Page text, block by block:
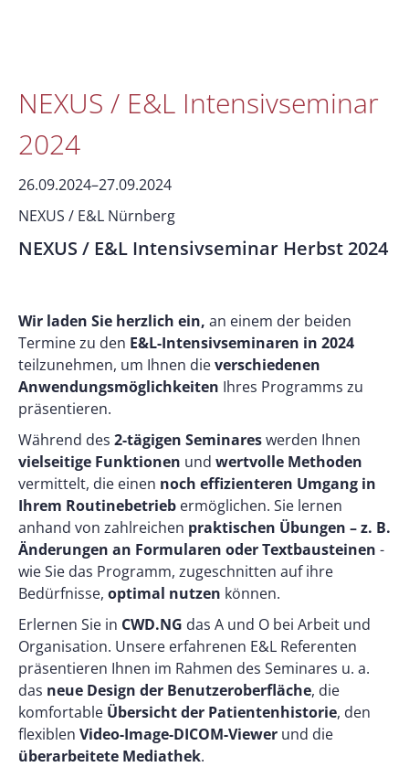
NEXUS / E&L Intensivseminar
2024
26.09.2024–27.09.2024
NEXUS / E&L Nürnberg
NEXUS / E&L Intensivseminar Herbst 2024
Wir laden Sie herzlich ein, an einem der beiden
Termine zu den E&L-Intensivseminaren in 2024
teilzunehmen, um Ihnen dieverschiedenen
Anwendungsmöglichkeiten Ihres Programms zu
präsentieren.
Während des 2-tägigen Seminareswerden Ihnen
vielseitige Funktionen und wertvolle Methoden
vermittelt, die einen noch effizienteren Umgang in
Ihrem Routinebetrieb ermöglichen. Sie lernen
anhand von zahlreichen praktischen Übungen – z. B.
Änderungen an Formularen oder Textbausteinen -
wie Sie das Programm, zugeschnitten auf ihre
Bedürfnisse, optimal nutzen können.
Erlernen Sie in CWD.NG das A und O bei Arbeit und
Organisation. Unsere erfahrenen E&L Referenten
präsentieren Ihnen im Rahmen des Seminares u. a.
das neue Design der Benutzeroberfläche, die
komfortable Übersicht der Patientenhistorie, den
flexiblen Video-Image-DICOM-Viewer und die
überarbeitete Mediathek.